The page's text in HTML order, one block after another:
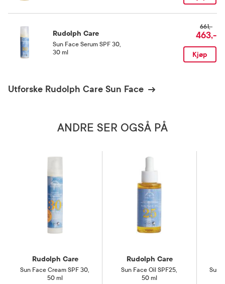
Rudolph Care
Sun Face Serum SPF 30
30 ml
661,-
463,-
Kjøp
Utforske Rudolph Care Sun Face
ANDRE SER OGSÅ PÅ
Rudolph Care
Sun Face Cream SPF 30,
50 ml
Rudolph Care
Sun Face Oil SPF25,
50 ml
Sun